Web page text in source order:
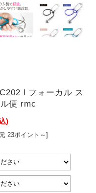
l フォーカル ス
便 rmc
)
23ポイント～]